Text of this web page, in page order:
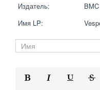
Издатель:
Имя LP: